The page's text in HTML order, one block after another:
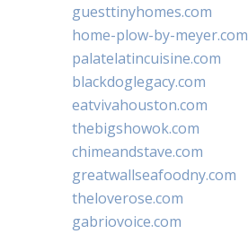
guesttinyhomes.com
home-plow-by-meyer.com
palatelatincuisine.com
blackdoglegacy.com
eatvivahouston.com
thebigshowok.com
chimeandstave.com
greatwallseafoodny.com
theloverose.com
gabriovoice.com